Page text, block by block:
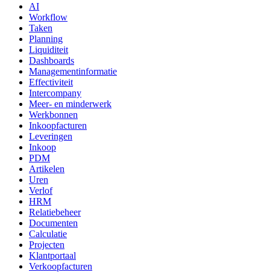
AI
Workflow
Taken
Planning
Liquiditeit
Dashboards
Managementinformatie
Effectiviteit
Intercompany
Meer- en minderwerk
Werkbonnen
Inkoopfacturen
Leveringen
Inkoop
PDM
Artikelen
Uren
Verlof
HRM
Relatiebeheer
Documenten
Calculatie
Projecten
Klantportaal
Verkoopfacturen